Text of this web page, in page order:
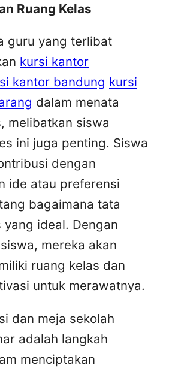
Ruang Kelas
guru yang terlibat
kursi kantor
kantor bandung kursi
dalam menata
melibatkan siswa
ini juga penting. Siswa
dengan
ide atau preferensi
bagaimana tata
yang ideal. Dengan
mereka akan
ruang kelas dan
untuk merawatnya.
dan meja sekolah
adalah langkah
menciptakan